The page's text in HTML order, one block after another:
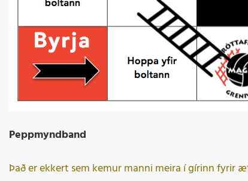
Peppmyndband
Það er ekkert sem kemur manni meira í gírinn fyrir